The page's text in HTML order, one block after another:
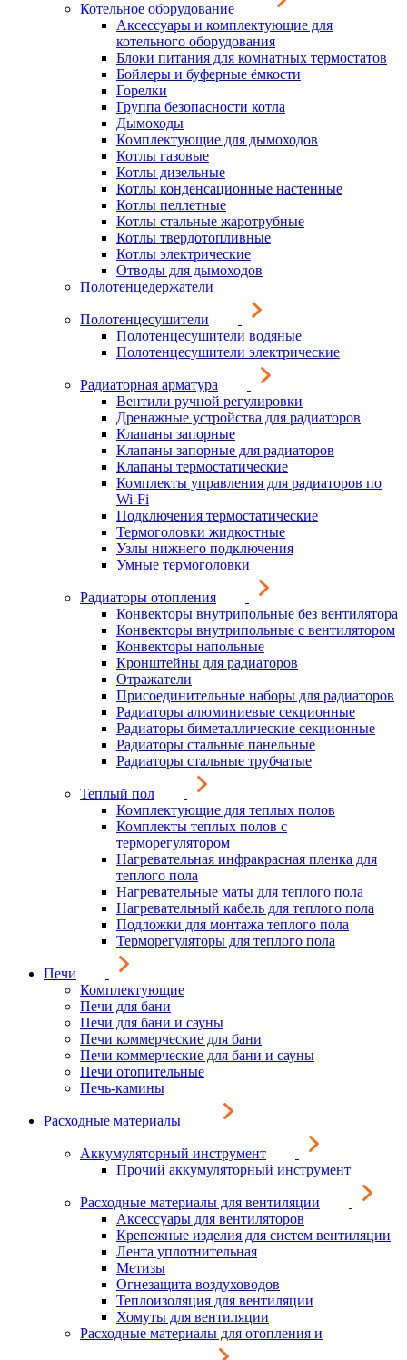
Котельное оборудование
Аксессуары и комплектующие для
котельного оборудования
Блоки питания для комнатных термостатов
Бойлеры и буферные ёмкости
Горелки
Группа безопасности котла
Дымоходы
Комплектующие для дымоходов
Котлы газовые
Котлы дизельные
Котлы конденсационные настенные
Котлы пеллетные
Котлы стальные жаротрубные
Котлы твердотопливные
Котлы электрические
Отводы для дымоходов
Полотенцедержатели
Полотенцесушители
Полотенцесушители водяные
Полотенцесушители электрические
Радиаторная арматура
Вентили ручной регулировки
Дренажные устройства для радиаторов
Клапаны запорные
Клапаны запорные для радиаторов
Клапаны термостатические
Комплекты управления для радиаторов по
Wi-Fi
Подключения термостатические
Термоголовки жидкостные
Узлы нижнего подключения
Умные термоголовки
Радиаторы отопления
Конвекторы внутрипольные без вентилятора
Конвекторы внутрипольные с вентилятором
Конвекторы напольные
Кронштейны для радиаторов
Отражатели
Присоединительные наборы для радиаторов
Радиаторы алюминиевые секционные
Радиаторы биметаллические секционные
Радиаторы стальные панельные
Радиаторы стальные трубчатые
Теплый пол
Комплектующие для теплых полов
Комплекты теплых полов с
терморегулятором
Нагревательная инфракрасная пленка для
теплого пола
Нагревательные маты для теплого пола
Нагревательный кабель для теплого пола
Подложки для монтажа теплого пола
Терморегуляторы для теплого пола
Печи
Комплектующие
Печи для бани
Печи для бани и сауны
Печи коммерческие для бани
Печи коммерческие для бани и сауны
Печи отопительные
Печь-камины
Расходные материалы
Аккумуляторный инструмент
Прочий аккумуляторный инструмент
Расходные материалы для вентиляции
Аксессуары для вентиляторов
Крепежные изделия для систем вентиляции
Лента уплотнительная
Метизы
Огнезащита воздуховодов
Теплоизоляция для вентиляции
Хомуты для вентиляции
Расходные материалы для отопления и